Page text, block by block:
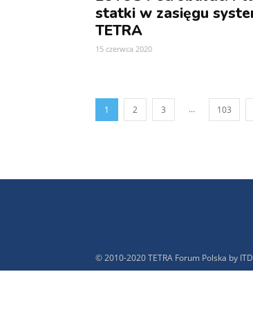
statki w zasięgu
TETRA
15 czerwca 2020
1 2 3 ... 103
© 2010-2020 TETRA Forum Polska by